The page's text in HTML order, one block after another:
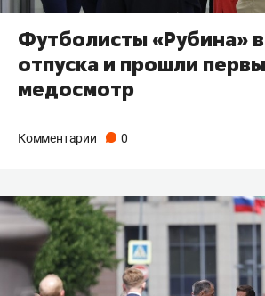
Футболисты «Рубина»
отпуска и прошли
медосмотр
Комментарии 0